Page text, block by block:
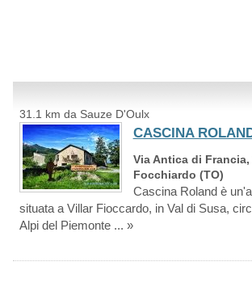
31.1 km da Sauze D'Oulx
CASCINA
Via Antica di Francia,
Focchiardo (TO)
Cascina Roland è
situata a Villar Fioccardo, in Val di Susa,
Alpi del Piemonte ... »